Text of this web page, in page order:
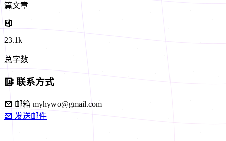
篇文章
23.1k
总字数
联系方式
邮箱 myhywo@gmail.com
发送邮件